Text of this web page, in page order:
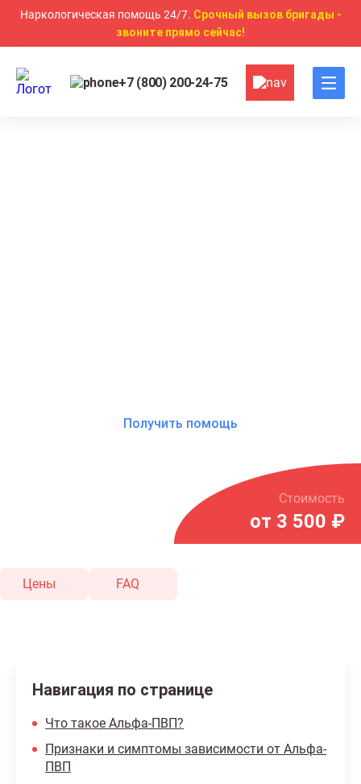
Наркологическая помощь 24/7. Срочный вызов бригады -
звоните прямо сейчас!
+7 (800) 200-24-75
Получить помощь
Стоимость
от 3 500 ₽
Цены FAQ
Навигация по странице
Что такое Альфа-ПВП?
Признаки и симптомы зависимости от Альфа-
ПВП